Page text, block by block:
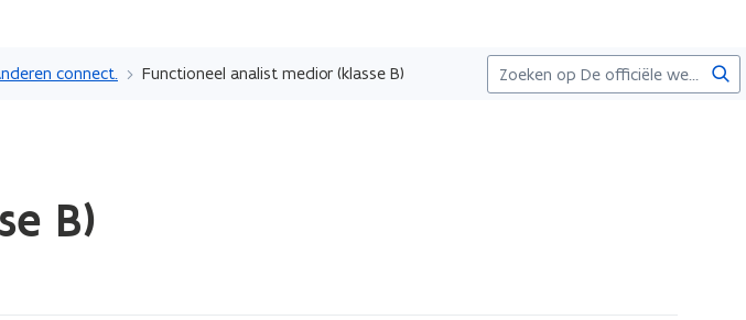
en
connect. Functioneel analist medior (klasse B)
B)